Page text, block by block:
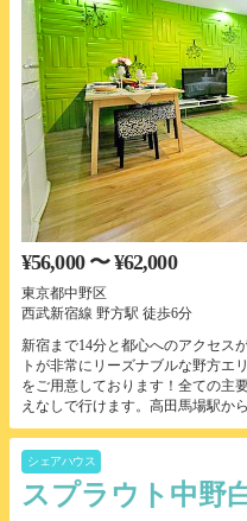
¥56,000 〜 ¥62,000
東京都中野区
西武新宿線 野方駅 徒歩6分
新宿まで14分と都心へのアクセス
トが非常にリーズナブルな野方エ
をご用意しております！全ての主
えなしで行けます。高田馬場駅か
シェアハウス
スプラウト中野